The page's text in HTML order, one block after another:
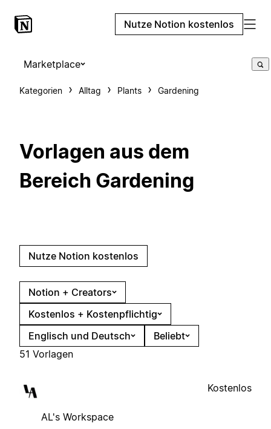
Nutze Notion kostenlos
Marketplace
Kategorien Alltag Plants Gardening
Vorlagen aus dem
Bereich Gardening
Nutze Notion kostenlos
Notion + Creators
Kostenlos + Kostenpflichtig
Englisch und Deutsch
Beliebt
51 Vorlagen
AL's Workspace
Kostenlos